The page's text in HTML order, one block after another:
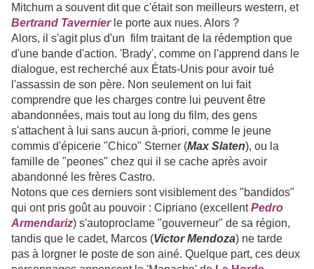
Mitchum a souvent dit que c'était son meilleurs western, et
Bertrand Tavernierle porte aux nues. Alors ?
Alors, il s'agit plus d'un film traitant de la rédemption que
d'une bande d'action. 'Brady', comme on l'apprend dans le
dialogue, est recherché aux États-Unis pour avoir tué
l'assassin de son père. Non seulement on lui fait
comprendre que les charges contre lui peuvent être
abandonnées, mais tout au long du film, des gens
s'attachent à lui sans aucun à-priori, comme le jeune
commis d'épicerie "Chico" Sterner (Max Slaten), ou la
famille de "peones" chez qui il se cache après avoir
abandonné les frères Castro.
Notons que ces derniers sont visiblement des "bandidos"
qui ont pris goût au pouvoir : Cipriano (excellentPedro
Armendariz) s'autoproclame "gouverneur" de sa région,
tandis que le cadet, Marcos (Victor Mendoza) ne tarde
pas à lorgner le poste de son ainé. Quelque part, ces deux